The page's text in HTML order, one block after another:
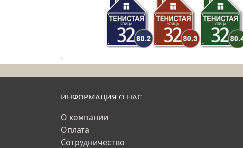
ИНФОРМАЦИЯ О НАС
О компании
Оплата
Сотрудничество